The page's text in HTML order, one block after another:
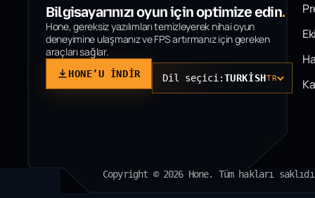
Bilgisayarınızı oyun için optimize edin.
Hone, gereksiz yazılımları temizleyerek nihai oyun
deneyimine ulaşmanız ve FPS artırmanız için gereken
araçları sağlar.
HONE’U INDIR Dil seçici:TURKISHTR
Copyright © 2026 Hone. Tüm hakları